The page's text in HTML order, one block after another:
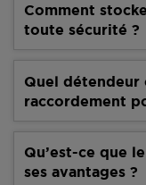
Comment
toute sécurité ?
Quel détendeur
raccordement
Qu’est-ce que
ses avantages ?